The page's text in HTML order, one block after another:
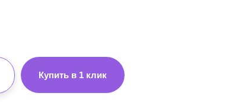
Купить в 1 клик